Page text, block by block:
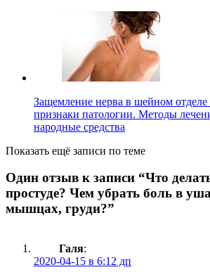
Защемление нерва в шейном
признаки патологии. Методы
народные средства
Показать ещё записи по теме
Один отзыв к записи “Что
простуде? Чем убрать боль в
мышцах, груди?”
Галя:
2020-04-15 в 6:12 дп